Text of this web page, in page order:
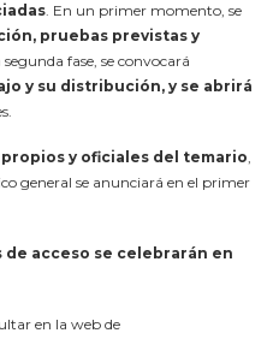
. En un primer momento, se
pruebas previstas y
fase, se convocará
y su distribución, y se abrirá
y oficiales del temario,
general se anunciará en el primer
acceso se celebrarán en
en la web de